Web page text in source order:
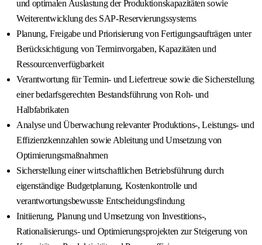
und optimalen Auslastung der Produktionskapazitäten sowie
Weiterentwicklung des SAP-Reservierungssystems
Planung, Freigabe und Priorisierung von Fertigungsaufträgen unter
Berücksichtigung von Terminvorgaben, Kapazitäten und
Ressourcenverfügbarkeit
Verantwortung für Termin- und Liefertreue sowie die Sicherstellung
einer bedarfsgerechten Bestandsführung von Roh- und
Halbfabrikaten
Analyse und Überwachung relevanter Produktions-, Leistungs- und
Effizienzkennzahlen sowie Ableitung und Umsetzung von
Optimierungsmaßnahmen
Sicherstellung einer wirtschaftlichen Betriebsführung durch
eigenständige Budgetplanung, Kostenkontrolle und
verantwortungsbewusste Entscheidungsfindung
Initiierung, Planung und Umsetzung von Investitions-,
Rationalisierungs- und Optimierungsprojekten zur Steigerung von